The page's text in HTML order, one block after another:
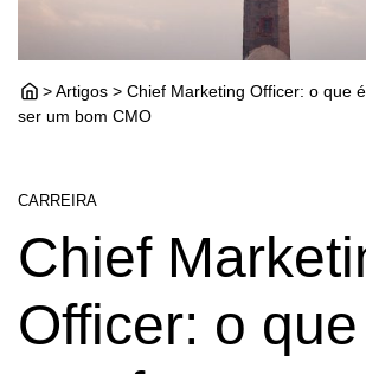
> Artigos > Chief Marketing Officer: o que
ser um bom CMO
CARREIRA
Chief
Officer: o